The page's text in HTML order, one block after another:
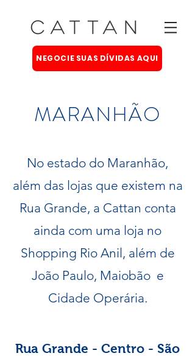
NEGOCIE SUAS DÍVIDAS AQUI
MARANHÃO
No estado do Maranhão,
além das lojas que existem na
Rua Grande, a Cattan conta
ainda com uma loja no
Shopping Rio Anil, além de
João Paulo, Maiobão e
Cidade Operária.
Rua Grande - Centro - São